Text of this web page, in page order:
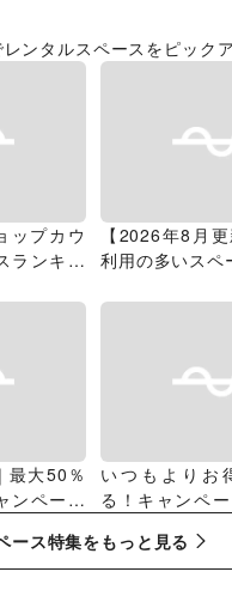
ンタルスペースをピック
ップカウ
ランキン
【2026年8月
利用の多いスペ
最大50％
ンペーン
いつもよりお
る！キャンペ
ース特集をもっと見る